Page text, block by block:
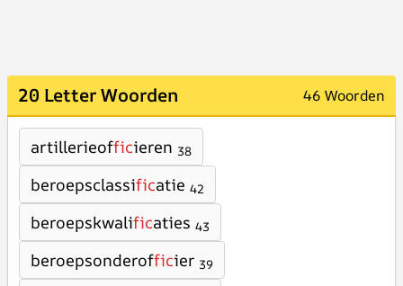
20 Letter Woorden 46 Woorden
artillerieofficieren 38
beroepsclassificatie 42
beroepskwalificaties 43
beroepsonderofficier 39